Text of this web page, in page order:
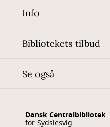
Info
Bibliotekets tilbud
Se også
Dansk Centralbibliotek
for Sydslesvig